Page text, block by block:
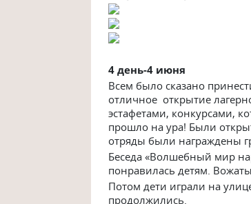
4 день-4 июня
Всем было сказано
отличное открытие
эстафетами, конкурсами,
прошло на ура! Были
отряды были награждены
Беседа «Волшебный мир
понравилась детям.
Потом дети играли на
продолжились.